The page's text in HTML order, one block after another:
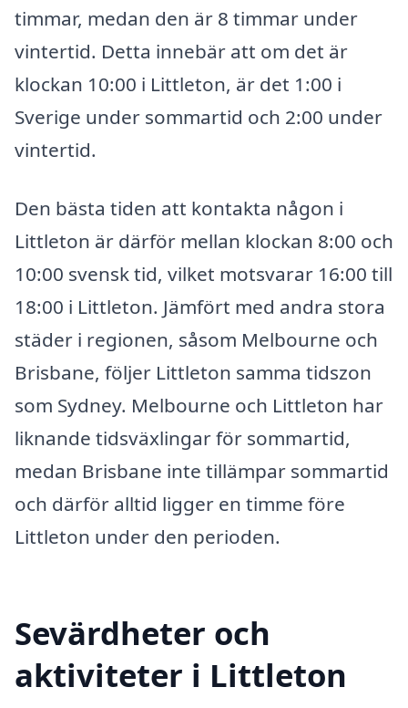
timmar, medan den är 8 timmar under
vintertid. Detta innebär att om det är
klockan 10:00 i Littleton, är det 1:00 i
Sverige under sommartid och 2:00 under
vintertid.
Den bästa tiden att kontakta någon i
Littleton är därför mellan klockan 8:00 och
10:00 svensk tid, vilket motsvarar 16:00 till
18:00 i Littleton. Jämfört med andra stora
städer i regionen, såsom Melbourne och
Brisbane, följer Littleton samma tidszon
som Sydney. Melbourne och Littleton har
liknande tidsväxlingar för sommartid,
medan Brisbane inte tillämpar sommartid
och därför alltid ligger en timme före
Littleton under den perioden.
Sevärdheter och
aktiviteter i Littleton